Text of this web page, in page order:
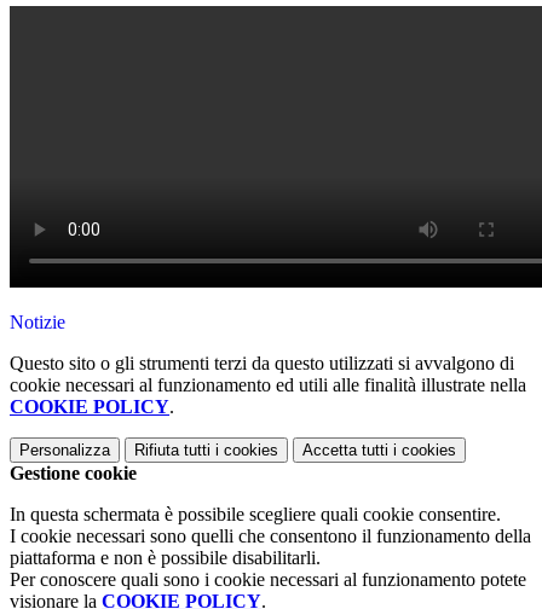
Notizie
Questo sito o gli strumenti terzi da questo utilizzati si avvalgono di
cookie necessari al funzionamento ed utili alle finalità illustrate nella
COOKIE POLICY.
Personalizza Rifiuta tutti i cookies Accetta tutti i cookies
Gestione cookie
In questa schermata è possibile scegliere quali cookie consentire.
I cookie necessari sono quelli che consentono il funzionamento della
piattaforma e non è possibile disabilitarli.
Per conoscere quali sono i cookie necessari al funzionamento potete
visionare la COOKIE POLICY.